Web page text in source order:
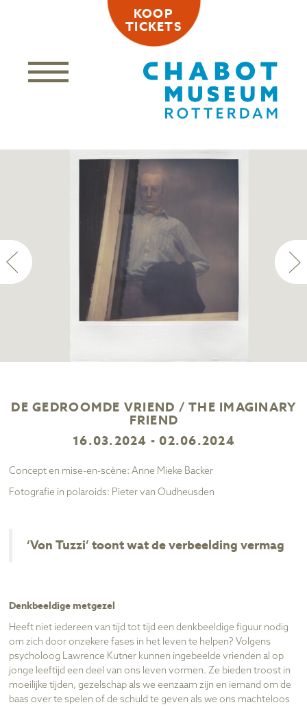
KOOP
TICKETS
DE GEDROOMDE VRIEND / THE IMAGINARY
FRIEND
16.03.2024 - 02.06.2024
Concept en mise-en-scène: Anne Mieke Backer
Fotografie in polaroids: Pieter van Oudheusden
‘Von Tuzzi’ toont wat de verbeelding vermag
Denkbeeldige metgezel
Heeft niet iedereen van tijd tot tijd een denkbeeldige figuur nodig
om zich door onzekere fases in het leven te helpen? Volgens
psycholoog Lawrence Kutner kunnen ingebeelde vrienden al op
jonge leeftijd een deel van ons leven vormen. Ze bieden troost in
moeilijke tijden, gezelschap als we eenzaam zijn en iemand om de
baas over te spelen of de schuld te geven als we ons machteloos